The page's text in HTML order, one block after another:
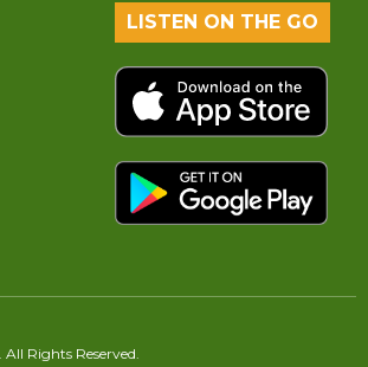
LISTEN ON THE GO
. All Rights Reserved.